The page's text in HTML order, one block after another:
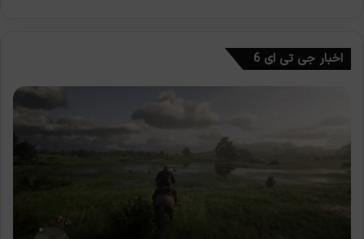
اخبار جی تی ای 6